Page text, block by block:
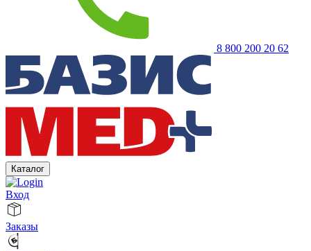
8 800 200 20 62
Каталог
Вход
Заказы